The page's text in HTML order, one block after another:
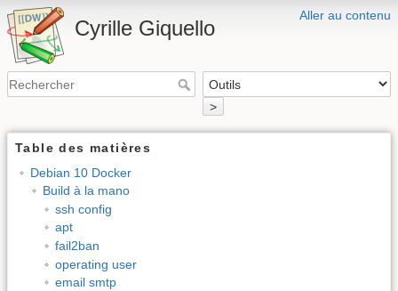
Aller au contenu
Cyrille Giquello
>
Table des matières
Debian 10 Docker
Build à la mano
ssh config
apt
fail2ban
operating user
email smtp